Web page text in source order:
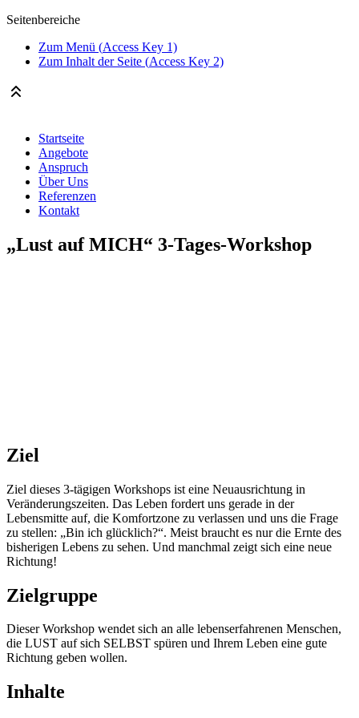
Seitenbereiche
Zum Menü (Access Key 1)
Zum Inhalt der Seite (Access Key 2)
Startseite
Angebote
Anspruch
Über Uns
Referenzen
Kontakt
„Lust auf MICH“ 3-Tages-Workshop
Ziel
Ziel dieses 3-tägigen Workshops ist eine Neuausrichtung in
Veränderungszeiten. Das Leben fordert uns gerade in der
Lebensmitte auf, die Komfortzone zu verlassen und uns die Frage
zu stellen: „Bin ich glücklich?“. Meist braucht es nur die Ernte des
bisherigen Lebens zu sehen. Und manchmal zeigt sich eine neue
Richtung!
Zielgruppe
Dieser Workshop wendet sich an alle lebenserfahrenen Menschen,
die LUST auf sich SELBST spüren und Ihrem Leben eine gute
Richtung geben wollen.
Inhalte